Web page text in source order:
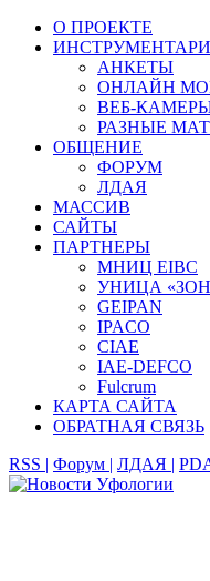
О ПРОЕКТЕ
АНКЕТЫ
ОНЛАЙН
ВЕБ-КАМЕРЫ
РАЗНЫЕ
ОБЩЕНИЕ
ФОРУМ
ЛДАЯ
МАССИВ
САЙТЫ
ПАРТНЕРЫ
МНИЦ EIBC
УНИЦА
GEIPAN
IPACO
CIAE
IAE-DEFCO
Fulcrum
КАРТА САЙТА
ОБРАТНАЯ СВЯЗЬ
RSS | Форум | ЛДАЯ |